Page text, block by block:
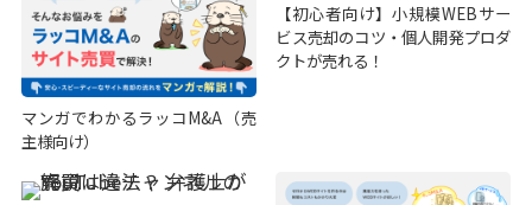
マンガでわかるラッコM&A（売
主様向け）
【初心者向け】小規模WEBサー
ビス売却のコツ・個人開発プロダ
クトが売れる！